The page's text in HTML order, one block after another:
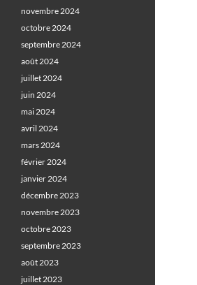
novembre 2024
octobre 2024
septembre 2024
août 2024
juillet 2024
juin 2024
mai 2024
avril 2024
mars 2024
février 2024
janvier 2024
décembre 2023
novembre 2023
octobre 2023
septembre 2023
août 2023
juillet 2023